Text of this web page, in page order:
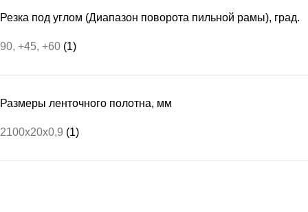
Резка под углом (Диапазон поворота пильной рамы), град.
90, +45, +60 (1)
Размеры ленточного полотна, мм
2100x20x0,9 (1)